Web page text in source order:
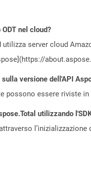
nel cloud?
utilizza server cloud
versione dell'API
possono essere riviste in
utilizzando